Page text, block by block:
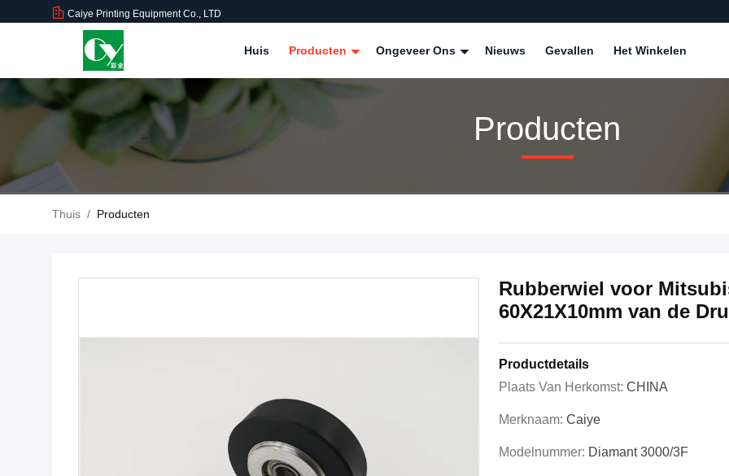
Caiye Printing Equipment Co., LTD
Huis Producten Ongeveer Ons Nieuws Gevallen Het Winkelen
Producten
Thuis / Producten
Rubberwiel voor
60X21X10mm van de
Productdetails
Plaats Van Herkomst: CHINA
Merknaam: Caiye
Modelnummer: Diamant 3000/3F